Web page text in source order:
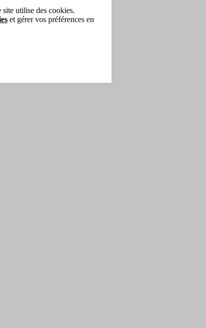
utilise des cookies.
et gérer vos préférences en